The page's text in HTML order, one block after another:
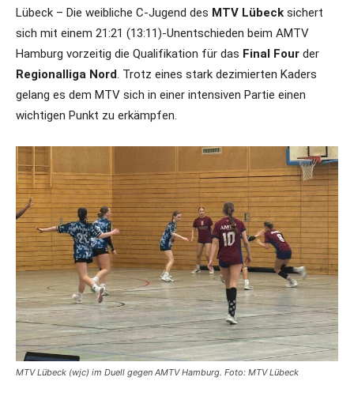
Lübeck – Die weibliche C-Jugend des MTV Lübeck sichert
sich mit einem 21:21 (13:11)-Unentschieden beim AMTV
Hamburg vorzeitig die Qualifikation für das Final Four der
Regionalliga Nord. Trotz eines stark dezimierten Kaders
gelang es dem MTV sich in einer intensiven Partie einen
wichtigen Punkt zu erkämpfen.
MTV Lübeck (wjc) im Duell gegen AMTV Hamburg. Foto: MTV Lübeck